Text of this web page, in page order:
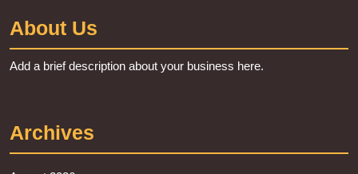
About Us
Add a brief description about your business here.
Archives